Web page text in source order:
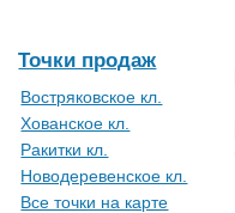
Точки продаж
Востряковское кл.
Хованское кл.
Ракитки кл.
Новодеревенское кл.
Все точки на карте